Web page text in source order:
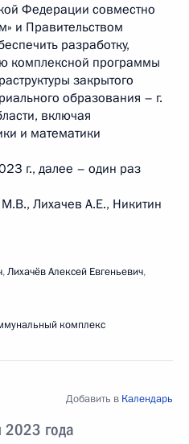
Федерации совместно
и Правительством
разработку,
комплексной программы
закрытого
образования – г.
включая
и математики
г., далее – один раз
Лихачев А.Е., Никитин
,Лихачёв Алексей Евгеньевич,
комплекс
2023 года
Добавить в Календарь